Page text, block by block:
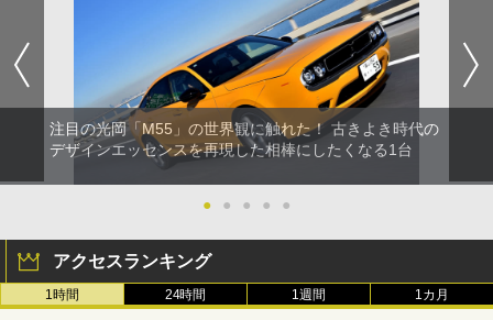
注目の光岡「M55」の世界観に触れた！ 古きよき時代の
デザインエッセンスを再現した相棒にしたくなる1台
● ● ● ● ●
アクセスランキング
1時間 24時間 1週間 1カ月